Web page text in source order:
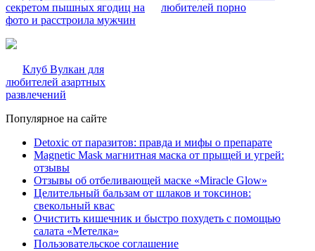
секретом пышных ягодиц на
фото и расстроила мужчин
любителей порно
Клуб Вулкан для
любителей азартных
развлечений
Популярное на сайте
Detoxic от паразитов: правда и мифы о препарате
Magnetic Mask магнитная маска от прыщей и угрей:
отзывы
Отзывы об отбеливающей маске «Miracle Glow»
Целительный бальзам от шлаков и токсинов:
свекольный квас
Очистить кишечник и быстро похудеть с помощью
салата «Метелка»
Пользовательское соглашение